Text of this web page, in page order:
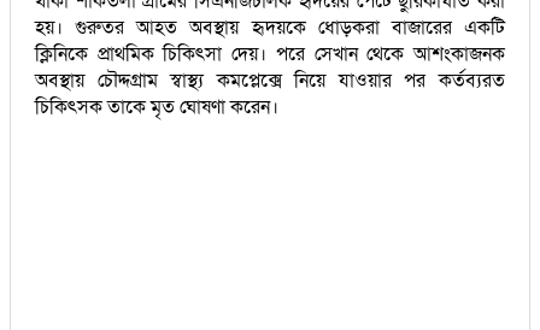
হয়। গুরুতর আহত অবস্থায় হৃদয়কে ধোড়করা বাজারের একটি
ক্লিনিকে প্রাথমিক চিকিৎসা দেয়। পরে সেখান থেকে আশংকাজনক
অবস্থায় চৌদ্দগ্রাম স্বাস্থ্য কমপ্লেক্সে নিয়ে যাওয়ার পর কর্তব্যরত
চিকিৎসক তাকে মৃত ঘোষণা করেন।